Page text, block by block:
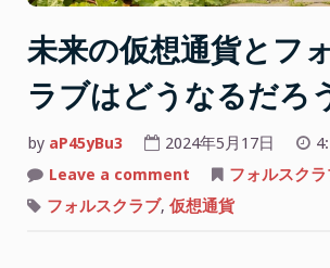
未来の仮想通貨とフ
ラブはどうなるだろ
by aP45yBu3 2024年5月17日
Leave a comment
来
の
フォルスク
フォルスクラブ, 仮想通貨